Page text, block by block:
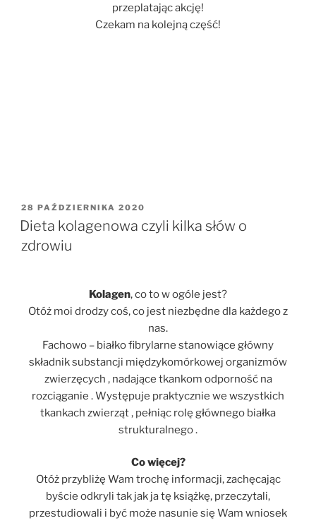
przeplatając akcję!
Czekam na kolejną część!
OPUBLIKOWANE
W
28 PAŹDZIERNIKA 2020
Dieta kolagenowa czyli kilka słów o
zdrowiu
Kolagen, co to w ogóle jest?
Otóż moi drodzy coś, co jest niezbędne dla każdego z
nas.
Fachowo – białko fibrylarne stanowiące główny
składnik substancji międzykomórkowej organizmów
zwierzęcych , nadające tkankom odporność na
rozciąganie . Występuje praktycznie we wszystkich
tkankach zwierząt , pełniąc rolę głównego białka
strukturalnego .
Co więcej?
Otóż przybliżę Wam trochę informacji, zachęcając
byście odkryli tak jak ja tę książkę, przeczytali,
przestudiowali i być może nasunie się Wam wniosek